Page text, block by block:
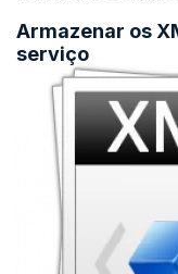
Armazenar os
serviço